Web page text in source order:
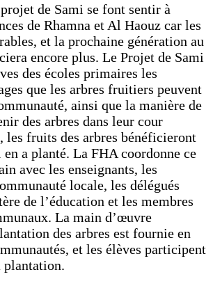
de Sami se font sentir à
de Rhamna et Al Haouz car les
et la prochaine génération au
encore plus. Le Projet de Sami
des écoles primaires les
que les arbres fruitiers peuvent
ainsi que la manière de
des arbres dans leur cour
les fruits des arbres bénéficieront
en a planté. La FHA coordonne ce
avec les enseignants, les
locale, les délégués
de l’éducation et les membres
La main d’œuvre
des arbres est fournie en
et les élèves participent